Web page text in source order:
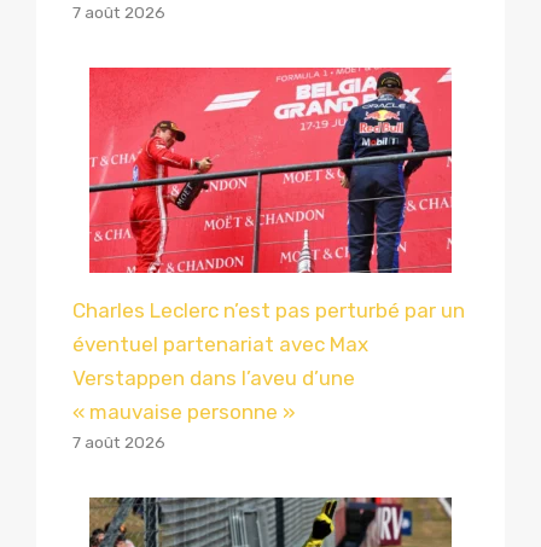
7 août 2026
Charles Leclerc n’est pas perturbé par un
éventuel partenariat avec Max
Verstappen dans l’aveu d’une
« mauvaise personne »
7 août 2026